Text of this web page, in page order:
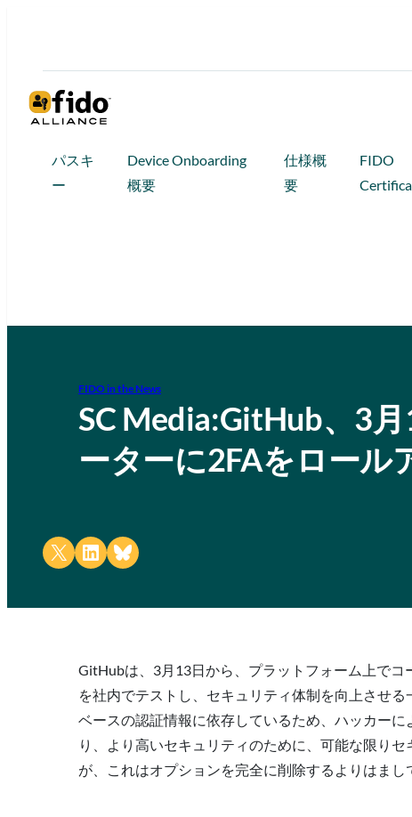
パスキ
ー
Device Onboarding
概要
仕様概
要
FIDO
FIDO in the News
SC Media:GitHub、3
ーターに2FAをロール
Share on X Share on LinkedIn
Share on Bluesky
GitHubは、3月13日から、プラットフォーム上で
を社内でテストし、セキュリティ体制を向上させ
ベースの認証情報に依存しているため、ハッカー
り、より高いセキュリティのために、可能な限り
が、これはオプションを完全に削除するよりはま